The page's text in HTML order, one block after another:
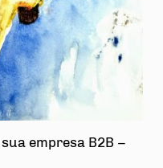
empresa B2B –